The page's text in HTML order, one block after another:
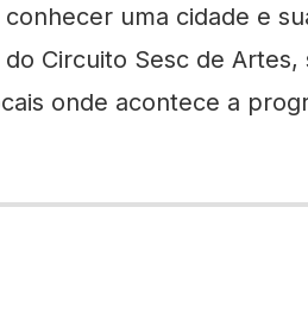
uma cidade e
Circuito Sesc de Artes,
onde acontece a